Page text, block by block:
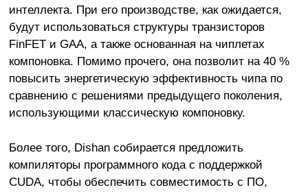
интеллекта. При его производстве, как ожидается,
будут использоваться структуры транзисторов
FinFET и GAA, а также основанная на чиплетах
компоновка. Помимо прочего, она позволит на 40 %
повысить энергетическую эффективность чипа по
сравнению с решениями предыдущего поколения,
использующими классическую компоновку.
Более того, Dishan собирается предложить
компиляторы программного кода с поддержкой
CUDA, чтобы обеспечить совместимость с ПО,